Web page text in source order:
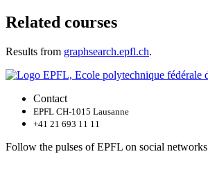
Related courses
Results from graphsearch.epfl.ch.
Contact
EPFL CH-1015 Lausanne
+41 21 693 11 11
Follow the pulses of EPFL on social networks